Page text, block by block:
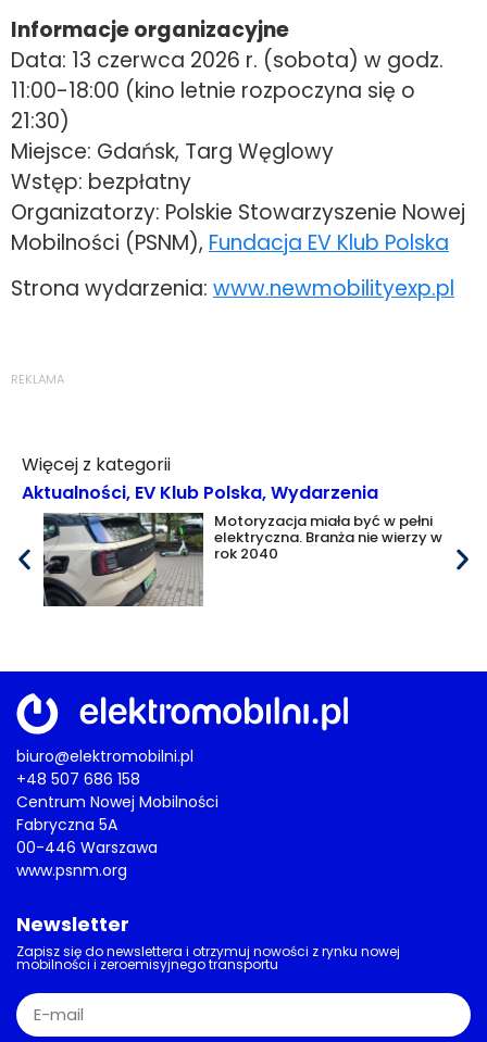
Informacje organizacyjne
Data: 13 czerwca 2026 r. (sobota) w godz.
11:00-18:00 (kino letnie rozpoczyna się o
21:30)
Miejsce: Gdańsk, Targ Węglowy
Wstęp: bezpłatny
Organizatorzy: Polskie Stowarzyszenie Nowej
Mobilności (PSNM), Fundacja EV Klub Polska
Strona wydarzenia: www.newmobilityexp.pl
REKLAMA
Więcej z kategorii
Aktualności, EV Klub Polska,Wydarzenia
Motoryzacja miała być w pełni
elektryczna. Branża nie wierzy w
rok 2040
biuro@elektromobilni.pl
+48 507 686 158
Centrum Nowej Mobilności
Fabryczna 5A
00-446 Warszawa
www.psnm.org
Newsletter
Zapisz się do newslettera i otrzymuj nowości z rynku nowej
mobilności i zeroemisyjnego transportu